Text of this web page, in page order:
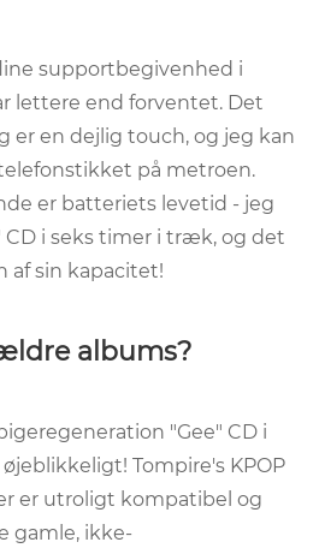
supportbegivenhed i
lettere end forventet. Det
er en dejlig touch, og jeg kan
på metroen.
er batteriets levetid - jeg
i seks timer i træk, og det
af ​​sin kapacitet!
albums?
"Gee" CD i
Tompire's KPOP
er utroligt kompatibel og
gamle, ikke-